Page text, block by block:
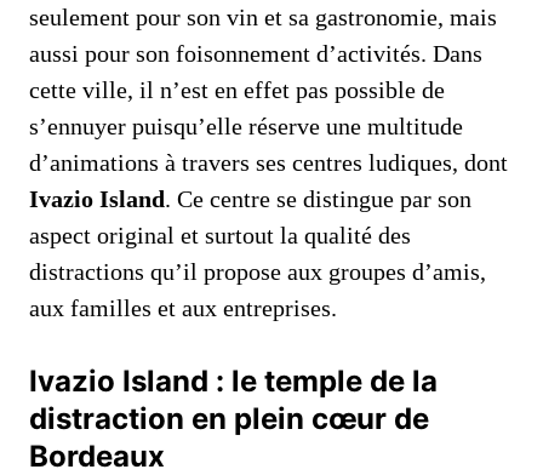
seulement pour son vin et sa gastronomie, mais
aussi pour son foisonnement d’activités. Dans
cette ville, il n’est en effet pas possible de
s’ennuyer puisqu’elle réserve une multitude
d’animations à travers ses centres ludiques, dont
Ivazio Island. Ce centre se distingue par son
aspect original et surtout la qualité des
distractions qu’il propose aux groupes d’amis,
aux familles et aux entreprises.
Ivazio Island : le temple de la
distraction en plein cœur de
Bordeaux